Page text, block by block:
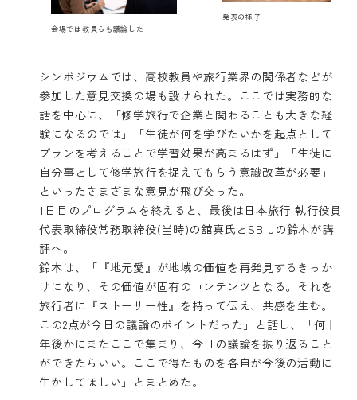
会場では教員らも議論した
発表の様子
シンポジウムでは、高校教員や旅行業界の関係者などが
参加した意見交換の場も設けられた。ここでは実務的な
話を中心に、「修学旅行で企業と関わることも大きな経
験になるのでは」「生徒が何を学びたいかを起点として
プランを考えることで学習効果が高まるはず」「生徒に
自分事として修学旅行を捉えてもらう意識改革が必要」
といったさまざまな意見が飛び交った。
1日目のプログラムを終えると、最後は日本旅行 執行役員
代表取締役常務取締役(当時)の舘真氏とSB-Jの鈴木が講
評へ。
鈴木は、「『地元愛』が地域の価値を再発見するきっか
けになり、その価値が固有のコンテンツとなる。それを
旅行者に『ストーリー性』を持って伝え、共感を生む。
この2点が今日の議論のポイントだった」と話し、「何十
年後かにまたここで集まり、今日の議論を振り返ること
ができたらいい。ここで得たものを各自が今後の活動に
生かしてほしい」とまとめた。